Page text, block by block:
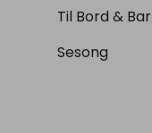
Til Bord & Bar
Sesong